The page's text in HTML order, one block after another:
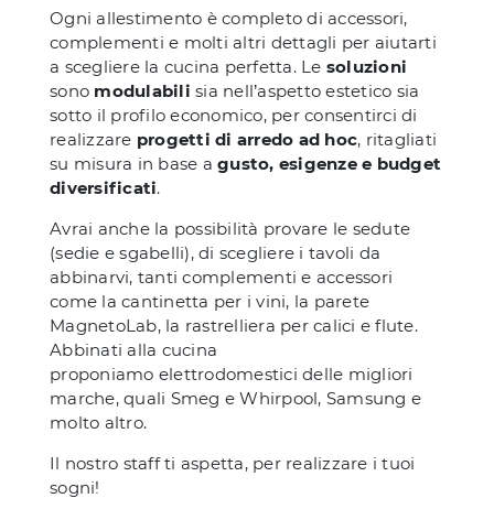
Ogni allestimento è completo di accessori,
complementi e molti altri dettagli per aiutarti
a scegliere la cucina perfetta. Le soluzioni
sono modulabili sia nell’aspetto estetico sia
sotto il profilo economico, per consentirci di
realizzare progetti di arredo ad hoc, ritagliati
su misura in base a gusto, esigenze e budget
diversificati.
Avrai anche la possibilità provare le sedute
(sedie e sgabelli), di scegliere i tavoli da
abbinarvi, tanti complementi e accessori
come la cantinetta per i vini, la parete
MagnetoLab, la rastrelliera per calici e flute.
Abbinati alla cucina
proponiamo elettrodomestici delle migliori
marche, quali Smeg e Whirpool, Samsung e
molto altro.
Il nostro staff ti aspetta, per realizzare i tuoi
sogni!